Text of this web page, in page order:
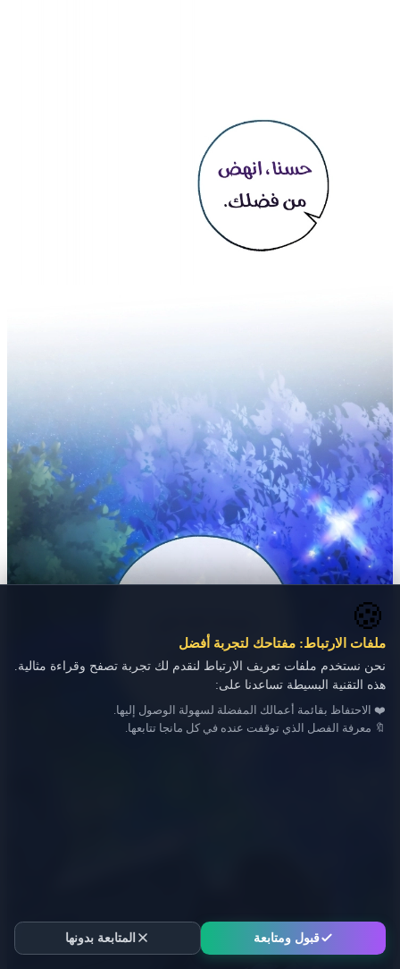
🍪
ملفات الارتباط: مفتاحك لتجربة أفضل
نحن نستخدم ملفات تعريف الارتباط لنقدم لك تجربة تصفح وقراءة مثالية.
هذه التقنية البسيطة تساعدنا على:
❤️ الاحتفاظ بقائمة أعمالك المفضلة لسهولة الوصول إليها.
🔖 معرفة الفصل الذي توقفت عنده في كل مانجا تتابعها.
قبول ومتابعة المتابعة بدونها